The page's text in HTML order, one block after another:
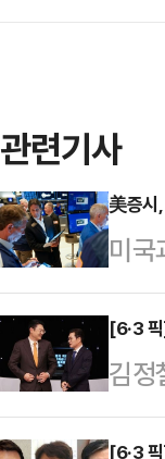
관련기사
美증시
미
행진
존
[6·3
김정
논란
[6·3